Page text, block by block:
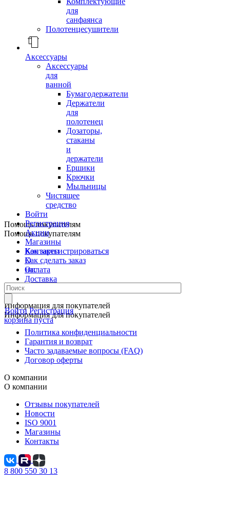
для
санфаянса
Полотенцесушители
Аксессуары
Аксессуары
для
ванной
Бумагодержатели
Держатели
для
полотенец
Дозаторы,
стаканы
и
держатели
Ершики
Крючки
Мыльницы
Чистящее
средство
Войти
Регистрация
Акции
Магазины
Контакты
О
нас
Войти Регистрация
корзина пуста
Помощь покупателям
Помощь покупателям
Как зарегистрироваться
Как сделать заказ
Оплата
Доставка
Информация для покупателей
Информация для покупателей
Политика конфиденциальности
Гарантия и возврат
Часто задаваемые вопросы (FAQ)
Договор оферты
О компании
О компании
Отзывы покупателей
Новости
ISO 9001
Магазины
Контакты
8 800 550 30 13